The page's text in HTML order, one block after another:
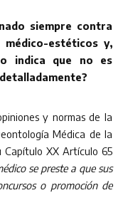
siempre contra
estéticos y,
indica que no es
y normas de la
Médica de la
Capítulo XX Artículo 65
se preste a que sus
o promoción de